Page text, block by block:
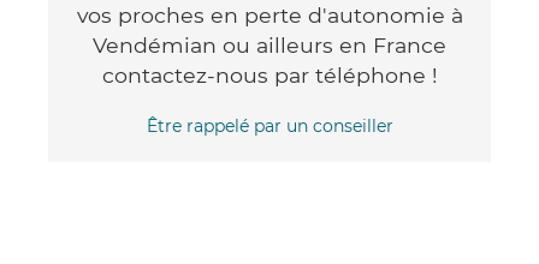
vos proches en perte d'autonomie à
Vendémian ou ailleurs en France
contactez-nous par téléphone !
Être rappelé par un conseiller